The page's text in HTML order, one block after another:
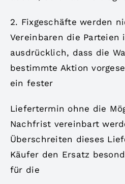
2. Fixgeschäfte werden
Vereinbaren die Parteien
ausdrücklich, dass die
bestimmte Aktion
ein fester
Liefertermin ohne die
Nachfrist vereinbart
Überschreiten dieses
Käufer den Ersatz
für die